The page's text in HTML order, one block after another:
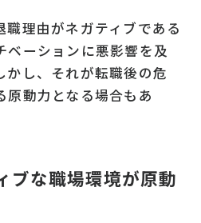
理由がネガティブである
ベーションに悪影響を及
かし、それが転職後の危
原動力となる場合もあ
ブな職場環境が原動